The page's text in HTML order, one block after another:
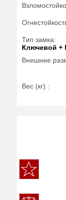
Тип замка:
Ключевой +
Внешние
Вес (кг) :